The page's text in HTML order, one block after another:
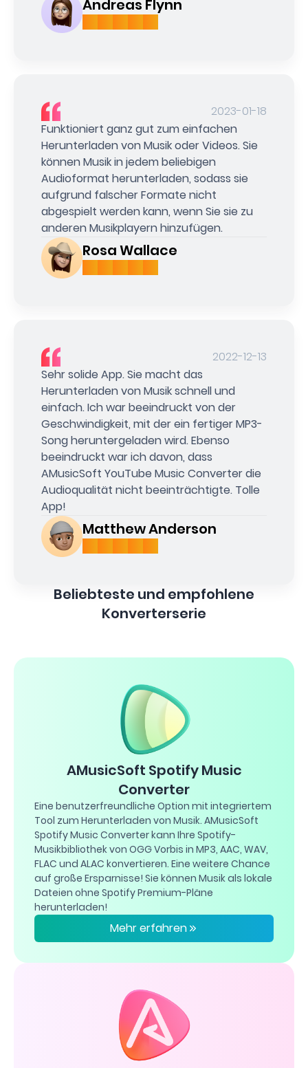
Andreas Flynn
2023-01-18
Funktioniert ganz gut zum einfachen
Herunterladen von Musik oder Videos. Sie
können Musik in jedem beliebigen
Audioformat herunterladen, sodass sie
aufgrund falscher Formate nicht
abgespielt werden kann, wenn Sie sie zu
anderen Musikplayern hinzufügen.
Rosa Wallace
2022-12-13
Sehr solide App. Sie macht das
Herunterladen von Musik schnell und
einfach. Ich war beeindruckt von der
Geschwindigkeit, mit der ein fertiger MP3-
Song heruntergeladen wird. Ebenso
beeindruckt war ich davon, dass
AMusicSoft YouTube Music Converter die
Audioqualität nicht beeinträchtigte. Tolle
App!
Matthew Anderson
Beliebteste und empfohlene
Konverterserie
AMusicSoft Spotify Music
Converter
Eine benutzerfreundliche Option mit integriertem
Tool zum Herunterladen von Musik. AMusicSoft
Spotify Music Converter kann Ihre Spotify-
Musikbibliothek von OGG Vorbis in MP3, AAC, WAV,
FLAC und ALAC konvertieren. Eine weitere Chance
auf große Ersparnisse! Sie können Musik als lokale
Dateien ohne Spotify Premium-Pläne
herunterladen!
Mehr erfahren